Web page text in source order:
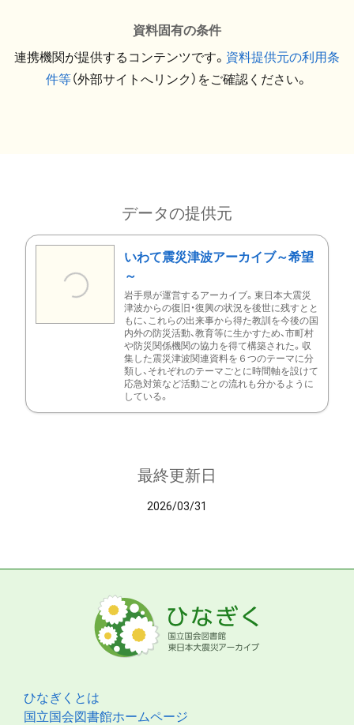
資料固有の条件
連携機関が提供するコンテンツです。 資料提供元の利用条
件等（外部サイトへリンク）をご確認ください。
データの提供元
いわて震災津波アーカイブ～希望
～
岩手県が運営するアーカイブ。東日本大震災
津波からの復旧・復興の状況を後世に残すとと
もに、これらの出来事から得た教訓を今後の国
内外の防災活動、教育等に生かすため、市町村
や防災関係機関の協力を得て構築された。収
集した震災津波関連資料を６つのテーマに分
類し、それぞれのテーマごとに時間軸を設けて
応急対策など活動ごとの流れも分かるように
している。
最終更新日
2026/03/31
ひなぎくとは
国立国会図書館ホームページ